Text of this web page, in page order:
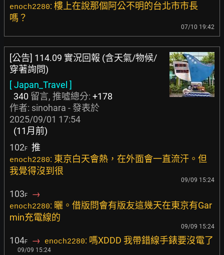
enoch2280: 樓上在說那個阿公不明的台北市市長
嗎？
07/10 19:42
[公告] 114.09 實況回報 (含天氣/物候/
穿著詢問)
[ Japan_Travel ]
340 留言, 推噓總分: +178
作者: sinohara - 發表於
2025/09/01 17:54
(11月前)
102F 推
enoch2280: 東京白天會熱，在外面會一直流汗。但
我覺得沒到很
09/09 15:24
103F →
enoch2280: 曬。借版問會有版友這幾天在東京有Gar
min充電線的
09/09 15:24
104F → enoch2280: 嗎XDDD 我帶錯線手錶要沒電了
09/09 15:24